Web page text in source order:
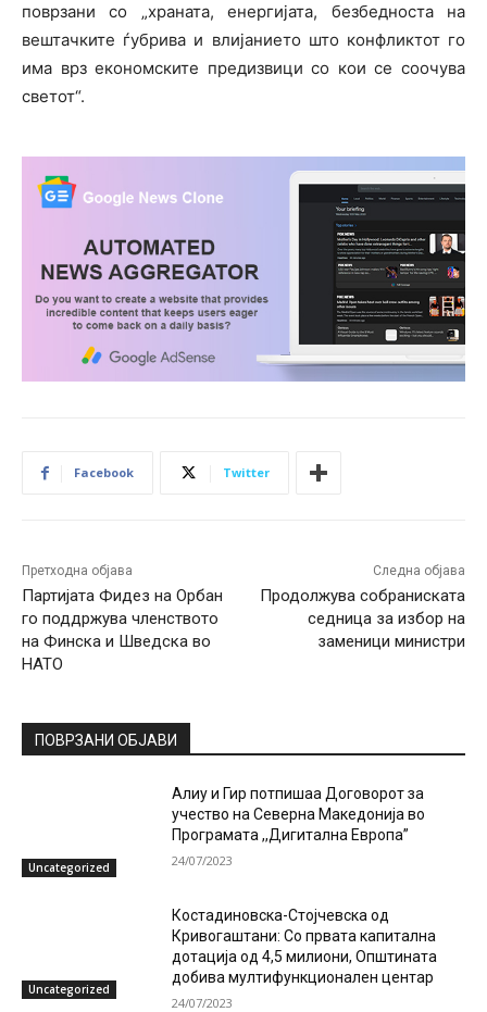
поврзани со „храната, енергијата, безбедноста на
вештачките ѓубрива и влијанието што конфликтот го
има врз економските предизвици со кои се соочува
светот“.
Facebook Twitter
Претходна објава
Партијата Фидез на Орбан
го поддржува членството
на Финска и Шведска во
НАТО
Следна објава
Продолжува собраниската
седница за избор на
заменици министри
ПОВРЗАНИ ОБЈАВИ
Uncategorized
Алиу и Гир потпишаа Договорот за
учество на Северна Македонија во
Програмата ,,Дигитална Европа”
24/07/2023
Uncategorized
Костадиновска-Стојчевска од
Кривогаштани: Со првата капитална
дотација од 4,5 милиони, Општината
добива мултифункционален центар
24/07/2023